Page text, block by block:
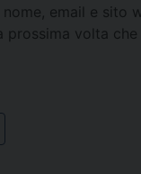
email e sito
prossima volta che